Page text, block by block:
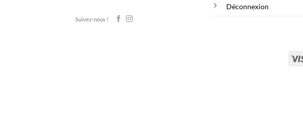
Suivez-nous !
Déconnexion